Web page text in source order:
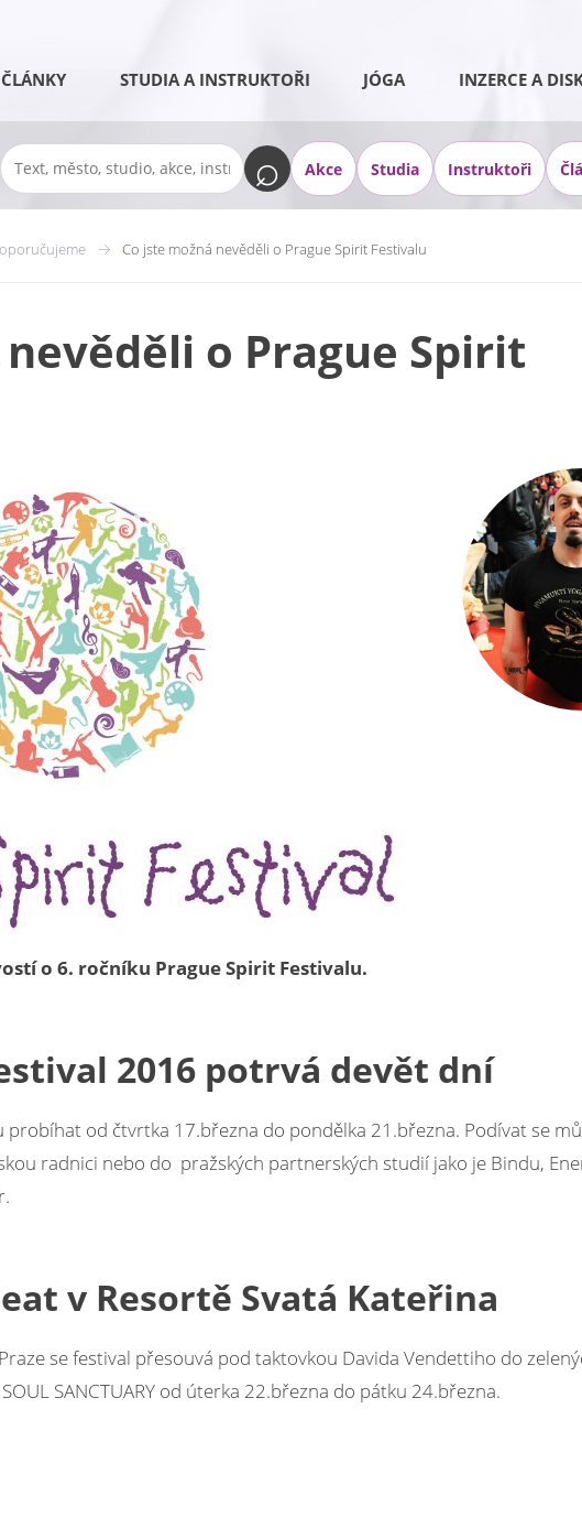
ČLÁNKY STUDIA A INSTRUKTOŘI JÓGA INZERCE A
Akce Studia Instruktoři
Co jste možná nevěděli o Prague Spirit Festivalu
o Prague Spirit
o 6. ročníku Prague Spirit Festivalu.
2016 potrvá devět dní
probíhat od čtvrtka 17.března do pondělka 21.března. Podívat se
radnici nebo do pražských partnerských studií jako je Bindu,
v Resortě Svatá Kateřina
se festival přesouvá pod taktovkou Davida Vendettiho do
SANCTUARY od úterka 22.března do pátku 24.března.